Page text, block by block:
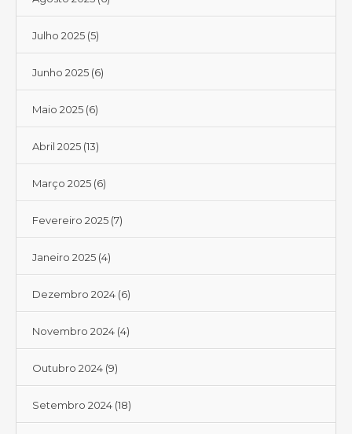
Julho 2025 (5)
Junho 2025 (6)
Maio 2025 (6)
Abril 2025 (13)
Março 2025 (6)
Fevereiro 2025 (7)
Janeiro 2025 (4)
Dezembro 2024 (6)
Novembro 2024 (4)
Outubro 2024 (9)
Setembro 2024 (18)